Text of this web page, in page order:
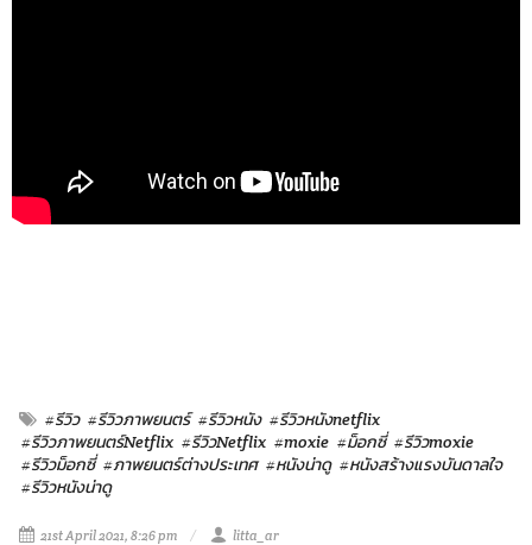
#รีวิว #รีวิวภาพยนตร์ #รีวิวหนัง #รีวิวหนังnetflix
#รีวิวภาพยนตร์Netflix #รีวิวNetflix #moxie #ม็อกซี่ #รีวิวmoxie
#รีวิวม็อกซี่ #ภาพยนตร์ต่างประเทศ #หนังน่าดู #หนังสร้างแรงบันดาลใจ
#รีวิวหนังน่าดู
21st April 2021, 8:26 pm litta_ar